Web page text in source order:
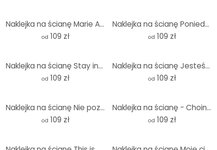
Naklejka na ścianę Marie Antoinette: Nigdy tego nie powiedziałam - Grace Digital Art - Round
od 109 zł
Naklejka na ścianę Poniedziałkowy nastrój - Króliczek w poniedziałkowy poranek - Korenkova - Round
od 109 zł
Naklejka na ścianę Stay inspired - okrągła
od 109 zł
Naklejka na ścianę Jesteśmy rodziną - Dziecko na drzewie - Okrągła
od 109 zł
Naklejka na ścianę Nie pozwól idiotom zepsuć Ci dnia - Prints by Ayleen - Round
od 109 zł
Naklejka na ścianę - Choinka typograficzna okrągła - Blursbyai
od 109 zł